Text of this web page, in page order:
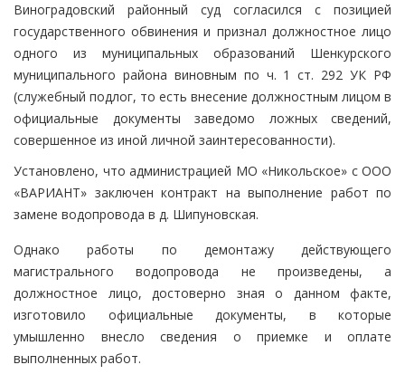
Виноградовский районный суд согласился с позицией
государственного обвинения и признал должностное лицо
одного из муниципальных образований Шенкурского
муниципального района виновным по ч. 1 ст. 292 УК РФ
(служебный подлог, то есть внесение должностным лицом в
официальные документы заведомо ложных сведений,
совершенное из иной личной заинтересованности).
Установлено, что администрацией МО «Никольское» с ООО
«ВАРИАНТ» заключен контракт на выполнение работ по
замене водопровода в д. Шипуновская.
Однако работы по демонтажу действующего
магистрального водопровода не произведены, а
должностное лицо, достоверно зная о данном факте,
изготовило официальные документы, в которые
умышленно внесло сведения о приемке и оплате
выполненных работ.